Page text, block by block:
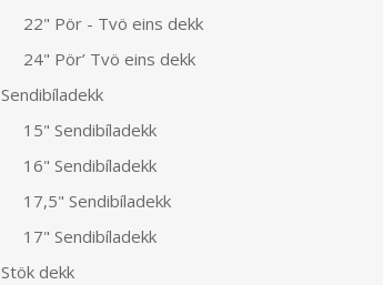
22" Pör - Tvö eins dekk
24" Pör’ Tvö eins dekk
Sendibíladekk
15" Sendibíladekk
16" Sendibíladekk
17,5" Sendibíladekk
17" Sendibíladekk
Stök dekk